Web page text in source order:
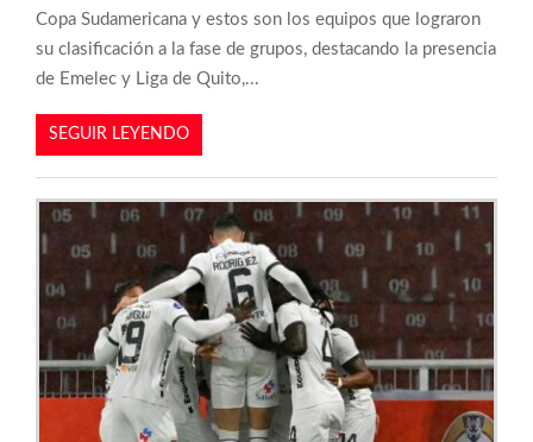
Copa Sudamericana y estos son los equipos que lograron
su clasificación a la fase de grupos, destacando la presencia
de Emelec y Liga de Quito,...
SEGUIR LEYENDO